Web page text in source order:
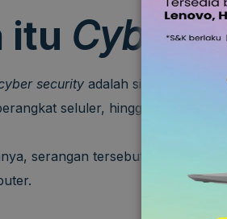
itu Cyber
security adalah sistem
seluler, hingga jaringan dari
serangan tersebut bersifat